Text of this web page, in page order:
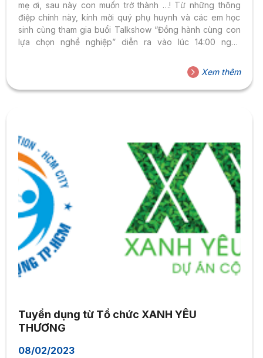
mẹ ơi, sau này con muốn trở thành …! Từ những thông
điệp chính này, kính mời quý phụ huynh và các em học
sinh cùng tham gia buổi Talkshow “Đồng hành cùng con
lựa chọn nghề nghiệp” diễn ra vào lúc 14:00 ngày
đồng thời phát trực tiếp trên FB HSU và Cha Mẹ Qua buổi
Talkshow sẽ giúp Quý phụ huynh và các em học sinh có
thêm những kiến thức và phương pháp bổ ích trong việc
Xem thêm
Tuyển dụng từ Tổ chức XANH YÊU
THƯƠNG
08/02/2023